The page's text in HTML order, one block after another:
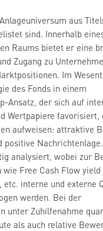
aus
sind. Innerhalb
Raums bietet er eine
Zugang zu
Im
des Fonds in einem
Ansatz, der sich auf
Wertpapiere favorisiert,
aufweisen: attraktive
positive
analysiert, wobei zur
Free Cash Flow yield
etc. interne und externe
werden. Bei der
unter Zuhilfenahme
als auch relative